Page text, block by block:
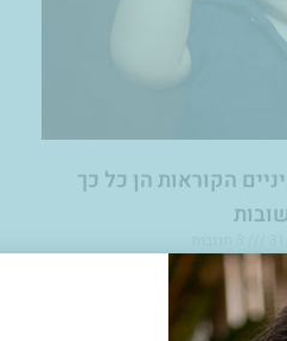
הקוראות הן כל כך
לצמודים, בהפרש של שנה ותשעה
שיכון קטנה, כאשר נולדו הבנים,
לחלוק חדר שינה משותף, לפחות